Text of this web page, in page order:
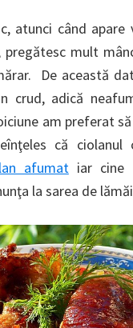
atunci când apare
pregătesc mult
De această
crud, adică
am preferat
că
afumatiar cine
la sarea de